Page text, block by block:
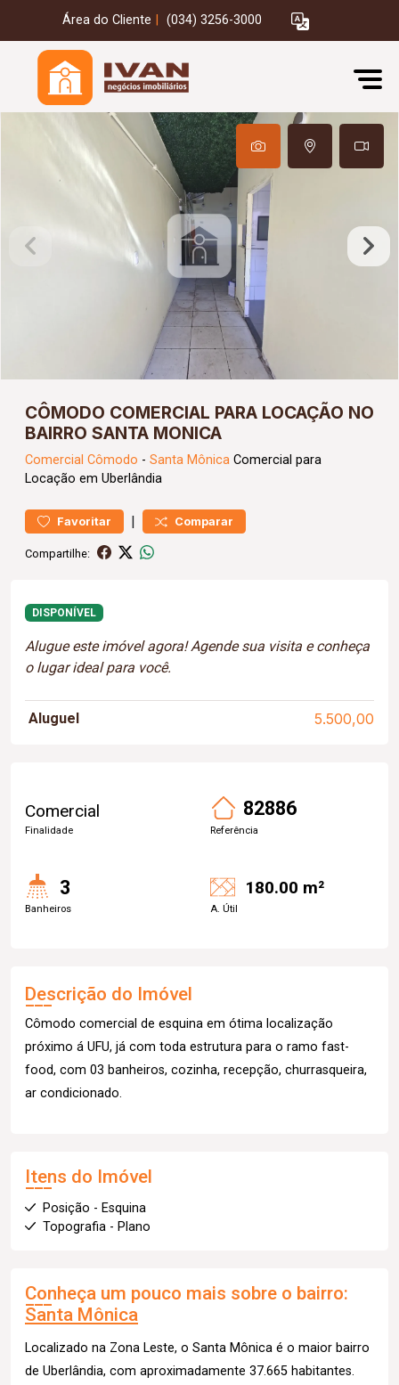
Área do Cliente (034) 3256-3000
CÔMODO COMERCIAL PARA LOCAÇÃO NO
BAIRRO SANTA MONICA
Comercial Cômodo - Santa Mônica Comercial para
Locação em Uberlândia
Favoritar | Comparar
Compartilhe:
DISPONÍVEL
Alugue este imóvel agora! Agende sua visita e conheça
o lugar ideal para você.
Aluguel 5.500,00
Comercial
Finalidade
82886
Referência
3
Banheiros
180.00 m²
A. Útil
Descrição do Imóvel
Cômodo comercial de esquina em ótima localização
próximo á UFU, já com toda estrutura para o ramo fast-
food, com 03 banheiros, cozinha, recepção, churrasqueira,
ar condicionado.
Itens do Imóvel
Posição - Esquina
Topografia - Plano
Conheça um pouco mais sobre o bairro:
Santa Mônica
Localizado na Zona Leste, o Santa Mônica é o maior bairro
de Uberlândia, com aproximadamente 37.665 habitantes.